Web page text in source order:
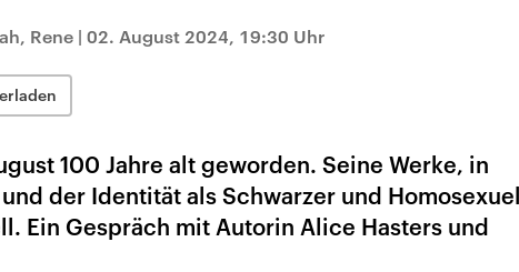
Rene | 02. August 2024, 19:30 Uhr
100 Jahre alt geworden. Seine Werke, in
der Identität als Schwarzer und
Ein Gespräch mit Autorin Alice Hasters und